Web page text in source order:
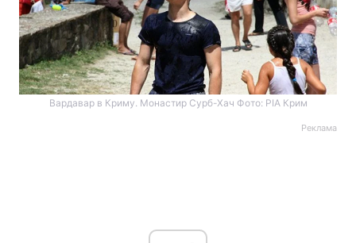
Вардавар в Криму. Монастир Сурб-Хач Фото: РІА Крим
Реклама